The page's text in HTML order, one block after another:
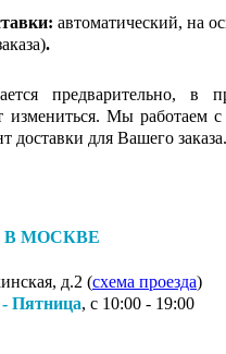
автоматический, на
.
предварительно, в
измениться. Мы работаем
доставки для Вашего заказа.
МОСКВЕ
д.2 (схема проезда)
Пятница, с 10:00 - 19:00